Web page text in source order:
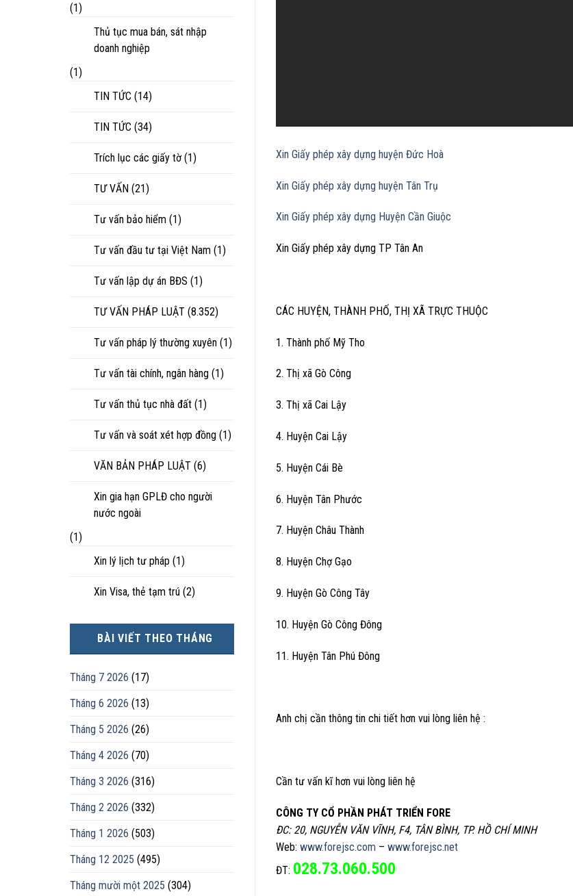
(1)
Thủ tục mua bán, sát nhập
doanh nghiệp
(1)
TIN TỨC (14)
TIN TỨC (34)
Trích lục các giấy tờ (1)
TƯ VẤN (21)
Tư vấn bảo hiểm (1)
Tư vấn đầu tư tại Việt Nam (1)
Tư vấn lập dự án BĐS (1)
TƯ VẤN PHÁP LUẬT (8.352)
Tư vấn pháp lý thường xuyên (1)
Tư vấn tài chính, ngân hàng (1)
Tư vấn thủ tục nhà đất (1)
Tư vấn và soát xét hợp đồng (1)
VĂN BẢN PHÁP LUẬT (6)
Xin gia hạn GPLĐ cho người
nước ngoài
(1)
Xin lý lịch tư pháp (1)
Xin Visa, thẻ tạm trú (2)
BÀI VIẾT THEO THÁNG
Tháng 7 2026 (17)
Tháng 6 2026 (13)
Tháng 5 2026 (26)
Tháng 4 2026 (70)
Tháng 3 2026 (316)
Tháng 2 2026 (332)
Tháng 1 2026 (503)
Tháng 12 2025 (495)
Tháng mười một 2025 (304)
Xin Giấy phép xây dựng huyện Đức Hoà
Xin Giấy phép xây dựng huyện Tân Trụ
Xin Giấy phép xây dựng Huyện Cần Giuộc
Xin Giấy phép xây dựng TP Tân An
CÁC HUYỆN, THÀNH PHỐ, THỊ XÃ TRỰC THUỘC
1. Thành phố Mỹ Tho
2. Thị xã Gò Công
3. Thị xã Cai Lậy
4. Huyện Cai Lậy
5. Huyện Cái Bè
6. Huyện Tân Phước
7. Huyện Châu Thành
8. Huyện Chợ Gạo
9. Huyện Gò Công Tây
10. Huyện Gò Công Đông
11. Huyện Tân Phú Đông
Anh chị cần thông tin chi tiết hơn vui lòng liên hệ :
Cần tư vấn kĩ hơn vui lòng liên hệ
CÔNG TY CỔ PHẦN PHÁT TRIỂN FORE
ĐC: 20, NGUYỄN VĂN VĨNH, F4, TÂN BÌNH, TP. HỒ CHÍ MINH
Web: www.forejsc.com – www.forejsc.net
ĐT: 028.73.060.500